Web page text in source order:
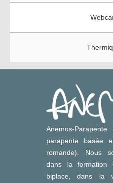
Anemos-
parapente basée
romande). Nous
dans la formation
biplace, dans la